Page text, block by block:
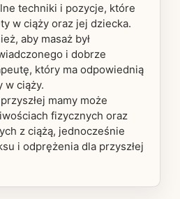
techniki i pozycje, które
w ciąży oraz jej dziecka.
aby masaż był
i dobrze
który ma odpowiednią
w ciąży.
mamy może
fizycznych oraz
z ciążą, jednocześnie
i odprężenia dla przyszłej